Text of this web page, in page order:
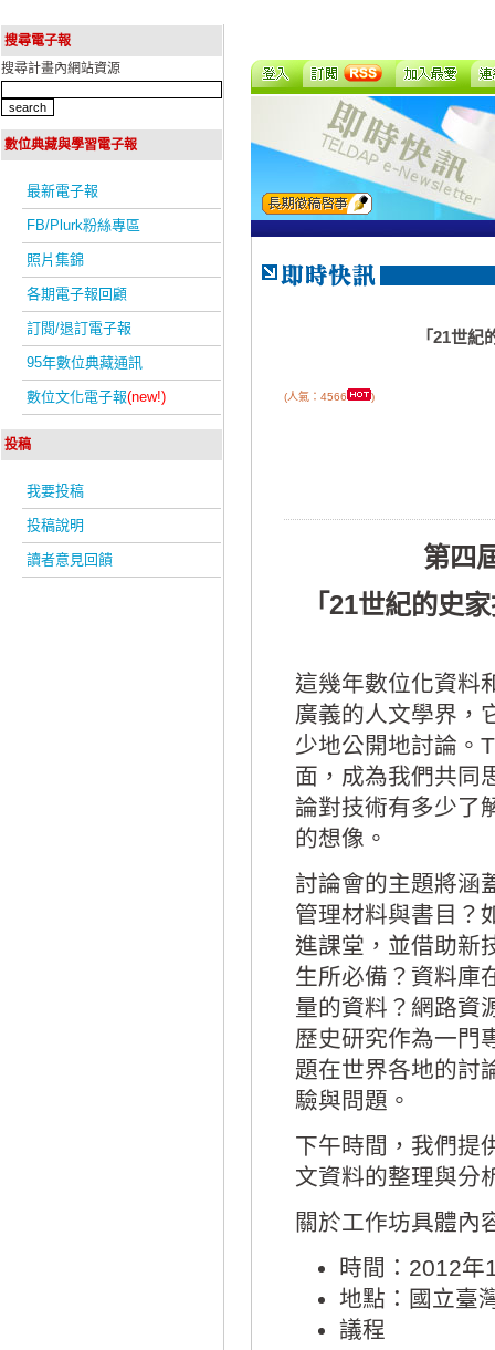
搜尋電子報
搜尋計畫內網站資源
數位典藏與學習電子報
最新電子報
FB/Plurk粉絲專區
照片集錦
各期電子報回顧
訂閱/退訂電子報
95年數位典藏通訊
數位文化電子報(new!)
投稿
我要投稿
投稿說明
讀者意見回饋
「21世
(人氣：4566 )
第四
「21世紀的史
這幾年數位化資料
廣義的人文學界，
少地公開地討論。
面，成為我們共同
論對技術有多少了
的想像。
討論會的主題將涵
管理材料與書目？
進課堂，並借助新
生所必備？資料庫
量的資料？網路資
歷史研究作為一門
題在世界各地的討
驗與問題。
下午時間，我們提
文資料的整理與分
關於工作坊具體內
時間：2012年
地點：國立臺
議程